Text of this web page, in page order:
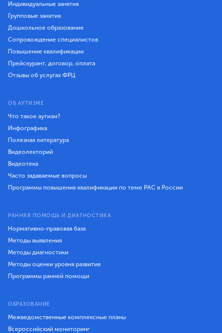
Индивидуальные занятия
Групповые занятия
Дошкольное образование
Сопровождение специалистов
Повышение квалификации
Прейскурант, договор, оплата
Отзывы об услугах ФРЦ
ОБ АУТИЗМЕ
Что такое аутизм?
Инфографика
Полезная литература
Видеолекторий
Видеотека
Часто задаваемые вопросы
Программы повышения квалификации по теме РАС в России
РАННЯЯ ПОМОЩЬ И ДИАГНОСТИКА
Нормативно-правовая база
Методы выявления
Методы диагностики
Методы оценки уровня развития
Программы ранней помощи
ОБРАЗОВАНИЕ
Межведомственные комплексные планы
Всероссийский мониторинг